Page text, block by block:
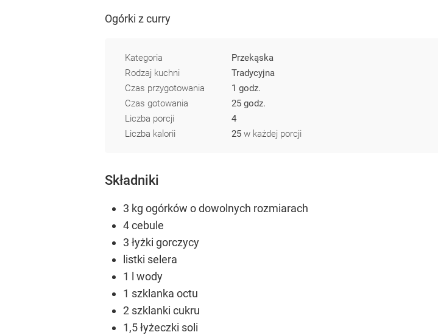
Ogórki z curry
Kategoria
Przekąska
Rodzaj kuchni
Tradycyjna
Czas przygotowania
1 godz.
Czas gotowania
25 godz.
Liczba porcji
4
Liczba kalorii
25 w każdej porcji
Składniki
3 kg ogórków o dowolnych rozmiarach
4 cebule
3 łyżki gorczycy
listki selera
1 l wody
1 szklanka octu
2 szklanki cukru
1,5 łyżeczki soli